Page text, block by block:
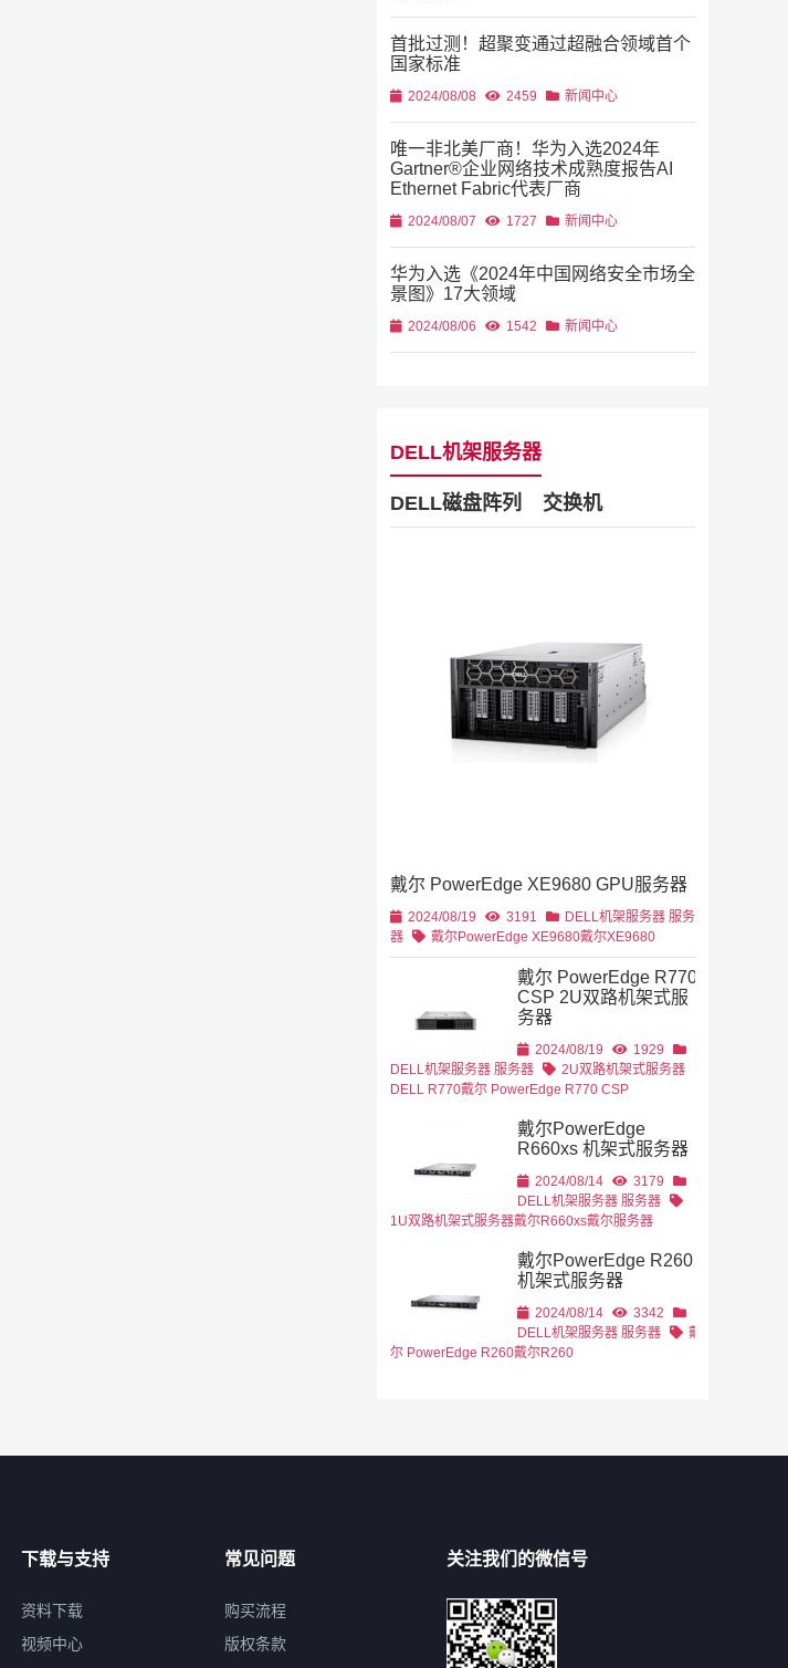
首批过测！超聚变通过超融合领域首个
国家标准
2024/08/08 2459 新闻中心
唯一非北美厂商！华为入选2024年
Gartner®企业网络技术成熟度报告AI
Ethernet Fabric代表厂商
2024/08/07 1727 新闻中心
华为入选《2024年中国网络安全市场全
景图》17大领域
2024/08/06 1542 新闻中心
DELL机架服务器
DELL磁盘阵列 交换机
戴尔 PowerEdge XE9680 GPU服务器
2024/08/19 3191 DELL机架服务器 服务
器
戴尔PowerEdge XE9680戴尔XE9680
戴尔 PowerEdge R770
CSP 2U双路机架式服
务器
2024/08/19
1929
DELL机架服务器 服务器
2U双路机架式服务器
DELL R770戴尔 PowerEdge R770 CSP
戴尔PowerEdge
R660xs 机架式服务器
2024/08/14
3179
DELL机架服务器 服务器
1U双路机架式服务器戴尔R660xs戴尔服务器
戴尔PowerEdge R260
机架式服务器
2024/08/14
3342
DELL机架服务器 服务器
戴
尔 PowerEdge R260戴尔R260
下载与支持
资料下载
视频中心
常见问题
购买流程
版权条款
关注我们的微信号